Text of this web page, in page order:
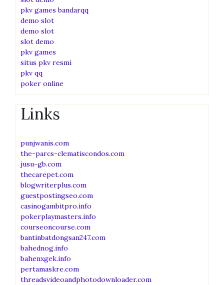
pkv games bandarqq
demo slot
demo slot
slot demo
pkv games
situs pkv resmi
pkv qq
poker online
Links
punjwanis.com
the-parcs-clematiscondos.com
jusu-gb.com
thecarepet.com
blogwriterplus.com
guestpostingseo.com
casinogambitpro.info
pokerplaymasters.info
courseoncourse.com
bantinbatdongsan247.com
bahednog.info
bahenxgek.info
pertamaskre.com
threadsvideoandphotodownloader.com